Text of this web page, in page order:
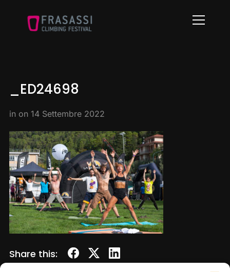
Info
_ED24698
in on 14 Settembre 2022
Share this: